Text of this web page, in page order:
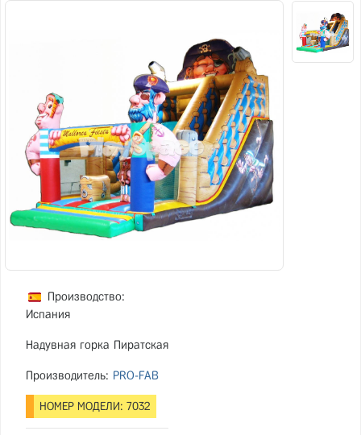
Производство:
Испания
Надувная горка Пиратская
Производитель: PRO-FAB
НОМЕР МОДЕЛИ: 7032